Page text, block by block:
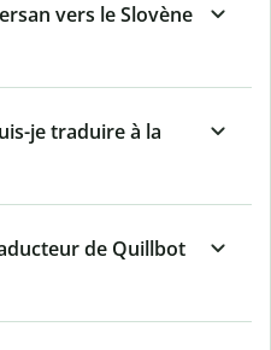
vers le Slovène
je traduire à la
de Quillbot